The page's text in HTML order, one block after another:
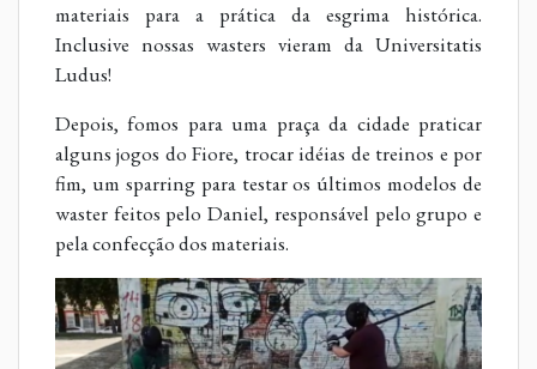
materiais para a prática da esgrima histórica.
Inclusive nossas wasters vieram da Universitatis
Ludus!
Depois, fomos para uma praça da cidade praticar
alguns jogos do Fiore, trocar idéias de treinos e por
fim, um sparring para testar os últimos modelos de
waster feitos pelo Daniel, responsável pelo grupo e
pela confecção dos materiais.